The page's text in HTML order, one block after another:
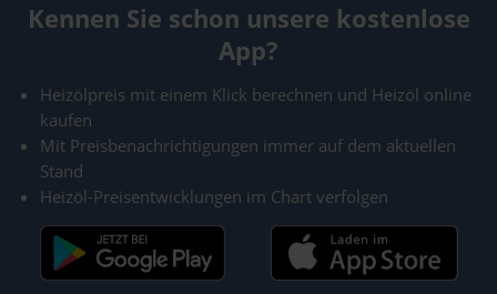
Kennen Sie schon unsere kostenlose
App?
Heizölpreis mit einem Klick berechnen und Heizöl online
kaufen
Mit Preisbenachrichtigungen immer auf dem aktuellen
Stand
Heizöl-Preisentwicklungen im Chart verfolgen